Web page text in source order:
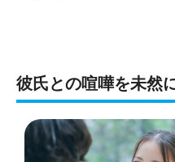
彼氏との喧嘩を未然